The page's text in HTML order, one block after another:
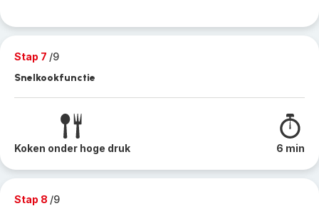
Stap 7 /9
Snelkookfunctie
Koken onder hoge druk 6 min
Stap 8 /9